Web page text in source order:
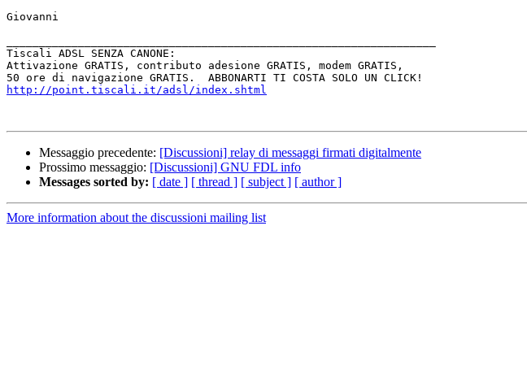
Giovanni
Tiscali ADSL SENZA CANONE:
Attivazione GRATIS, contributo adesione GRATIS, modem GRATIS,
http://point.tiscali.it/adsl/index.shtml
Messaggio precedente: [Discussioni] relay di messaggi firmati digitalmente
Prossimo messaggio: [Discussioni] GNU FDL info
Messages sorted by: [ date ] [ thread ] [ subject ] [ author ]
More information about the discussioni mailing list